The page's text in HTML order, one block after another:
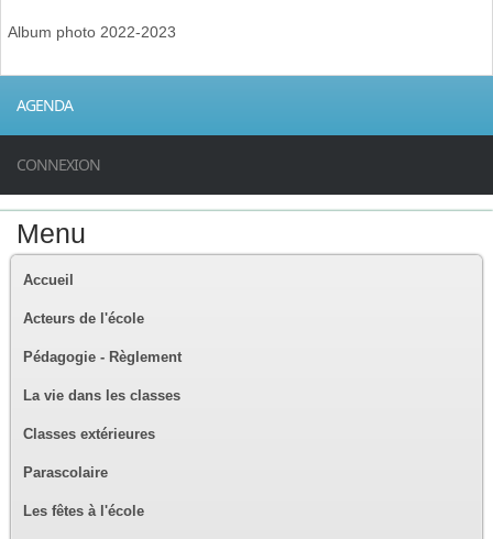
Album photo 2022-2023
AGENDA
CONNEXION
Menu
Accueil
Acteurs de l'école
Pédagogie - Règlement
La vie dans les classes
Classes extérieures
Parascolaire
Les fêtes à l'école